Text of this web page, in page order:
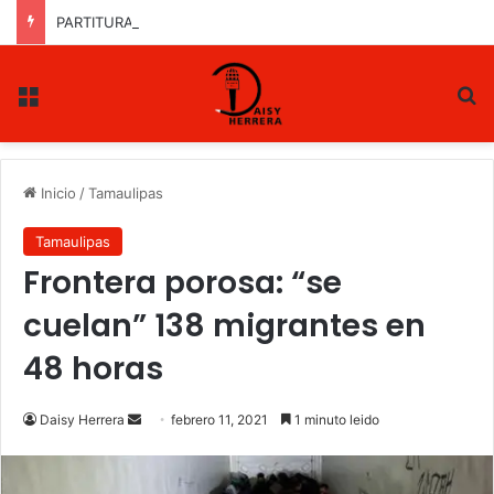
PARTITURA
Inicio /Tamaulipas
Tamaulipas
Frontera porosa: “se
cuelan” 138 migrantes en
48 horas
Daisy Herrera febrero 11, 2021 1 minuto leido